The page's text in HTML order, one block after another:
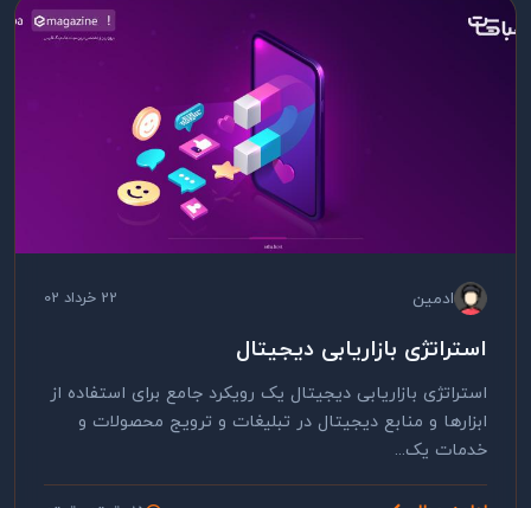
ادمین 22 خرداد 02
استراتژی بازاریابی دیجیتال
استراتژی بازاریابی دیجیتال یک رویکرد جامع برای استفاده از
ابزارها و منابع دیجیتال در تبلیغات و ترویج محصولات و
خدمات یک...